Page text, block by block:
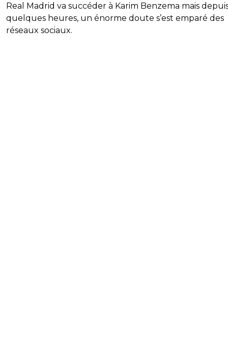
Real Madrid va succéder à Karim Benzema mais
quelques heures, un énorme doute s’est emparé des
réseaux sociaux.